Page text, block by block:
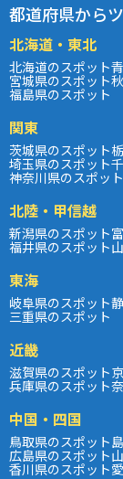
都道府県から
北海道・東北
北海道のスポット
宮城県のスポット
福島県のスポット
関東
茨城県のスポット
埼玉県のスポット
神奈川県のスポット
北陸・甲信越
新潟県のスポット
福井県のスポット
東海
岐阜県のスポット
三重県のスポット
近畿
滋賀県のスポット
兵庫県のスポット
中国・四国
鳥取県のスポット
広島県のスポット
香川県のスポット